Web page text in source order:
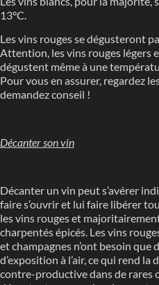
13°C.
Les vins rouges se dégusteront
Attention, les vins rouges légers
dégustent même à une
Pour vous en assurer, regardez
demandez conseil !
Décanter son vin
Décanter un vin peut s’avérer
faire s’ouvrir et lui faire libérer
les vins rouges et
charpentés épicés. Les vins
et champagnes n’ont besoin que
d’exposition à l’air, ce qui rend
contre-productive dans de rares